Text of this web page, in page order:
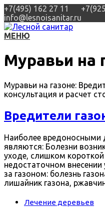
+7(495) 162 27 11
info@lesnoisanitar.ru
МЕНЮ
Муравьи на
Муравьи на газоне:
консультация и расчет
Вредители
Наиболее вредоносными
являются: Болезни
уходе, слишком короткой
недостаточном
за газоном: болезнь
лишайник газона,
Лечение деревьев